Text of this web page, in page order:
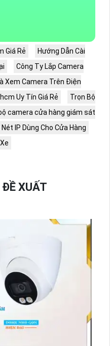
Giá Rẻ
Hướng Dẫn Cài
Công Ty Lắp Camera
Xem Camera Trên Điện
Uy Tín Giá Rẻ
Trọn Bộ
camera cửa hàng giám sát
IP Dùng Cho Cửa Hàng
XUẤT